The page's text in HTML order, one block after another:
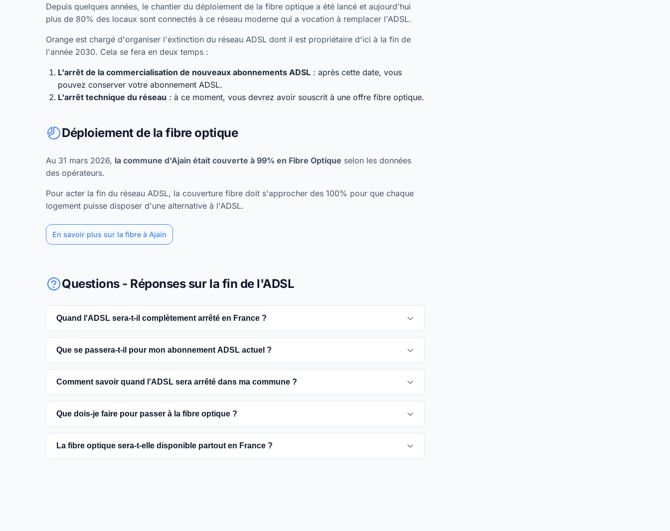
Depuis quelques années, le chantier du déploiement de la fibre optique a été lancé et aujourd'hui
plus de 80% des locaux sont connectés à ce réseau moderne qui a vocation à remplacer l'ADSL.
Orange est chargé d'organiser l'extinction du réseau ADSL dont il est propriétaire d'ici à la fin de
l'année 2030. Cela se fera en deux temps :
L'arrêt de la commercialisation de nouveaux abonnements ADSL : après cette date, vous
pouvez conserver votre abonnement ADSL.
L'arrêt technique du réseau : à ce moment, vous devrez avoir souscrit à une offre fibre optique.
Déploiement de la fibre optique
Au 31 mars 2026, la commune d'Ajain était couverte à 99% en Fibre Optique selon les données
des opérateurs.
Pour acter la fin du réseau ADSL, la couverture fibre doit s'approcher des 100% pour que chaque
logement puisse disposer d'une alternative à l'ADSL.
En savoir plus sur la fibre à Ajain
Questions - Réponses sur la fin de l'ADSL
Quand l'ADSL sera-t-il complètement arrêté en France ?
L'extinction complète du réseau ADSL est prévue pour 2030. D'ici là, les utilisateurs sont
encouragés à basculer vers des connexions fibre optique, plus rapides et fiables.
Que se passera-t-il pour mon abonnement ADSL actuel ?
Vous pouvez continuer à utiliser votre abonnement ADSL jusqu'à la date de fermeture du réseau
dans votre commune. Cependant, il est conseillé de passer à la fibre optique dès que possible pour
une meilleure qualité de service.
Comment savoir quand l'ADSL sera arrêté dans ma commune ?
Les dates précises de fermeture de l'ADSL varient selon les communes. Vous pouvez trouver ces
informations sur notre site en recherchant votre commune spécifique.
Que dois-je faire pour passer à la fibre optique ?
Contactez votre fournisseur d'accès à Internet pour vérifier la disponibilité de la fibre dans votre
région et planifier l'installation. La plupart des fournisseurs proposent des offres de migration vers
La fibre optique sera-t-elle disponible partout en France ?